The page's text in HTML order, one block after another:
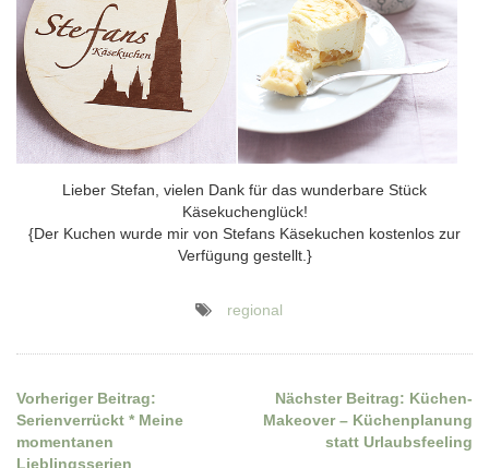
Lieber Stefan, vielen Dank für das wunderbare Stück
Käsekuchenglück!
{Der Kuchen wurde mir von Stefans Käsekuchen kostenlos zur
Verfügung gestellt.}
regional
Beitragsnavigation
Vorheriger Beitrag:
Serienverrückt * Meine
momentanen
Lieblingsserien
Nächster Beitrag: Küchen-
Makeover – Küchenplanung
statt Urlaubsfeeling